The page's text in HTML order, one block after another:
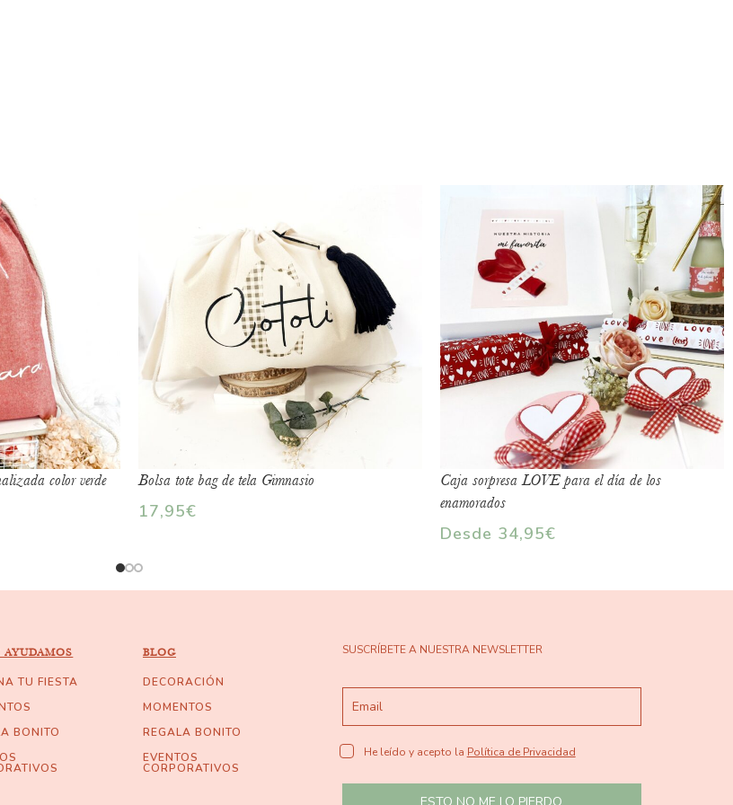
color verde
Bolsa tote bag de tela Gimnasio
17,95€
Caja sorpresa LOVE para el día de los
enamorados
Desde 34,95€
AYUDAMOS
TU FIESTA
BONITO
BLOG
DECORACIÓN
MOMENTOS
REGALA BONITO
EVENTOS
CORPORATIVOS
SUSCRÍBETE A NUESTRA NEWSLETTER
He leído y acepto la Política de Privacidad